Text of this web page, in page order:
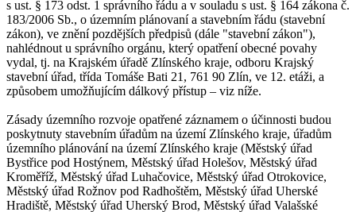
s ust. § 173 odst. 1 správního řádu a v souladu s ust. § 164 zákona č.
183/2006 Sb., o územním plánovaní a stavebním řádu (stavební
zákon), ve znění pozdějších předpisů (dále "stavební zákon"),
nahlédnout u správního orgánu, který opatření obecné povahy
vydal, tj. na Krajském úřadě Zlínského kraje, odboru Krajský
stavební úřad, třída Tomáše Bati 21, 761 90 Zlín, ve 12. etáži, a
způsobem umožňujícím dálkový přístup – viz níže.
Zásady územního rozvoje opatřené záznamem o účinnosti budou
poskytnuty stavebním úřadům na území Zlínského kraje, úřadům
územního plánování na území Zlínského kraje (Městský úřad
Bystřice pod Hostýnem, Městský úřad Holešov, Městský úřad
Kroměříž, Městský úřad Luhačovice, Městský úřad Otrokovice,
Městský úřad Rožnov pod Radhoštěm, Městský úřad Uherské
Hradiště, Městský úřad Uherský Brod, Městský úřad Valašské